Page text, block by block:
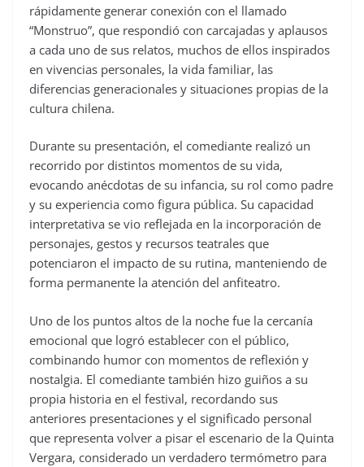
rápidamente generar conexión con el llamado
“Monstruo”, que respondió con carcajadas y aplausos
a cada uno de sus relatos, muchos de ellos inspirados
en vivencias personales, la vida familiar, las
diferencias generacionales y situaciones propias de la
cultura chilena.
Durante su presentación, el comediante realizó un
recorrido por distintos momentos de su vida,
evocando anécdotas de su infancia, su rol como padre
y su experiencia como figura pública. Su capacidad
interpretativa se vio reflejada en la incorporación de
personajes, gestos y recursos teatrales que
potenciaron el impacto de su rutina, manteniendo de
forma permanente la atención del anfiteatro.
Uno de los puntos altos de la noche fue la cercanía
emocional que logró establecer con el público,
combinando humor con momentos de reflexión y
nostalgia. El comediante también hizo guiños a su
propia historia en el festival, recordando sus
anteriores presentaciones y el significado personal
que representa volver a pisar el escenario de la Quinta
Vergara, considerado un verdadero termómetro para